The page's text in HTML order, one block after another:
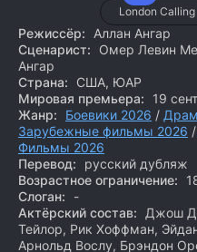
London Calling
Режиссёр:
Аллан Ангар
Сценарист:
Омер Левин
Ангар
Страна:
США, ЮАР
Мировая премьера:
19
Жанр:
Боевики 2026 /
Зарубежные фильмы 2026 /
Фильмы 2026
Перевод:
русский дубляж
Возрастное ограничение:
Слоган:
-
Актёрский состав:
Джош
Тейлор, Рик Хоффман,
Арнольд Вослу, Брэндон